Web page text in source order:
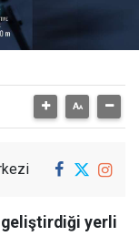
geliştirdiği yerli